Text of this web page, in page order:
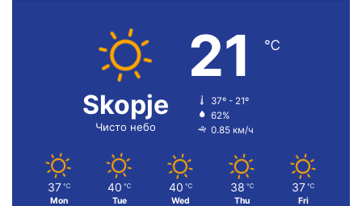
Skopje
Чисто небо
21 ℃
37º - 21º
62%
0.85 км/ч
37 ℃
Mon
40 ℃
Tue
40 ℃
Wed
38 ℃
Thu
37 ℃
Fri